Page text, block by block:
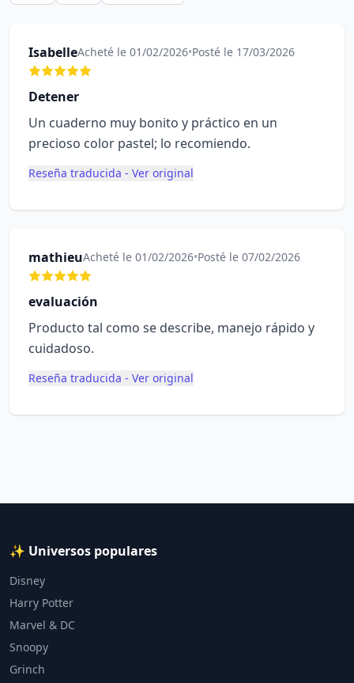
IsabelleAcheté le 01/02/2026•Posté le 17/03/2026
Detener
Un cuaderno muy bonito y práctico en un
precioso color pastel; lo recomiendo.
Reseña traducida - Ver original
mathieuAcheté le 01/02/2026•Posté le 07/02/2026
evaluación
Producto tal como se describe, manejo rápido y
cuidadoso.
Reseña traducida - Ver original
✨ Universos populares
Disney
Harry Potter
Marvel & DC
Snoopy
Grinch